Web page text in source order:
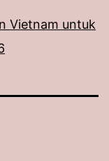
Vietnam untuk